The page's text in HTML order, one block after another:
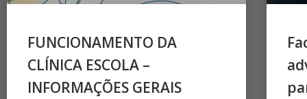
FUNCIONAMENTO DA
CLÍNICA ESCOLA –
INFORMAÇÕES GERAIS